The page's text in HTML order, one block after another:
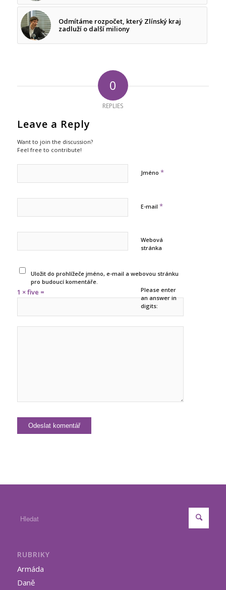
Odmítáme rozpočet, který Zlínský kraj
zadluží o další miliony
0
REPLIES
Leave a Reply
Want to join the discussion?
Feel free to contribute!
Jméno *
E-mail *
Webová
stránka
Uložit do prohlížeče jméno, e-mail a webovou stránku
pro budoucí komentáře.
Please enter
an answer in
digits:
1 × five =
RUBRIKY
Armáda
Daně